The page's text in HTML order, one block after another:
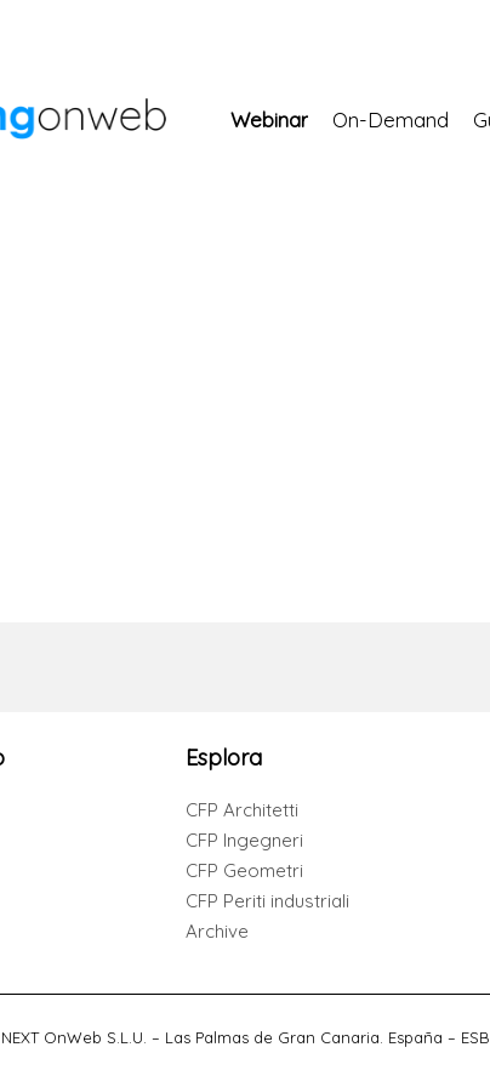
Webinar On-Demand
Esplora
CFP Architetti
CFP Ingegneri
CFP Geometri
CFP Periti industriali
Archive
OnWeb S.L.U. – Las Palmas de Gran Canaria. España –